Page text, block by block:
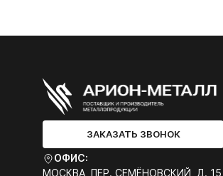
ЗАКАЗАТЬ ЗВОНОК
ОФИС:
МОСКВА, ПЕР. СЕМЁНОВСКИЙ, Д. 15